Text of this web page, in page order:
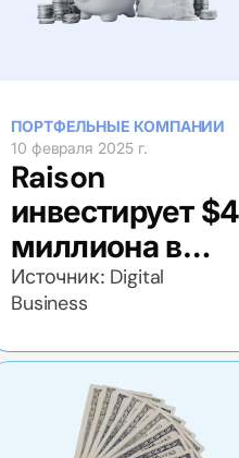
ПОРТФЕЛЬНЫЕ КОМПАНИИ
10 февраля 2025 г.
Raison
инвестирует $4
миллиона в
Lambda
Источник: Digital
Business